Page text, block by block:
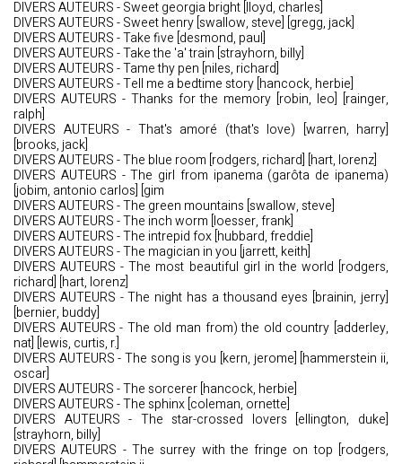
DIVERS AUTEURS - Sweet georgia bright [lloyd, charles]
DIVERS AUTEURS - Sweet henry [swallow, steve] [gregg, jack]
DIVERS AUTEURS - Take five [desmond, paul]
DIVERS AUTEURS - Take the 'a' train [strayhorn, billy]
DIVERS AUTEURS - Tame thy pen [niles, richard]
DIVERS AUTEURS - Tell me a bedtime story [hancock, herbie]
DIVERS AUTEURS - Thanks for the memory [robin, leo] [rainger,
ralph]
DIVERS AUTEURS - That's amoré (that's love) [warren, harry]
[brooks, jack]
DIVERS AUTEURS - The blue room [rodgers, richard] [hart, lorenz]
DIVERS AUTEURS - The girl from ipanema (garôta de ipanema)
[jobim, antonio carlos] [gim
DIVERS AUTEURS - The green mountains [swallow, steve]
DIVERS AUTEURS - The inch worm [loesser, frank]
DIVERS AUTEURS - The intrepid fox [hubbard, freddie]
DIVERS AUTEURS - The magician in you [jarrett, keith]
DIVERS AUTEURS - The most beautiful girl in the world [rodgers,
richard] [hart, lorenz]
DIVERS AUTEURS - The night has a thousand eyes [brainin, jerry]
[bernier, buddy]
DIVERS AUTEURS - The old man from) the old country [adderley,
nat] [lewis, curtis, r.]
DIVERS AUTEURS - The song is you [kern, jerome] [hammerstein ii,
oscar]
DIVERS AUTEURS - The sorcerer [hancock, herbie]
DIVERS AUTEURS - The sphinx [coleman, ornette]
DIVERS AUTEURS - The star-crossed lovers [ellington, duke]
[strayhorn, billy]
DIVERS AUTEURS - The surrey with the fringe on top [rodgers,